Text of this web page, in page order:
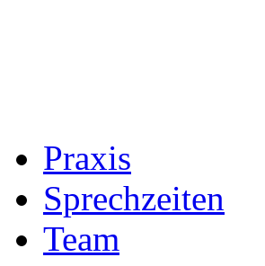
Praxis
Sprechzeiten
Team